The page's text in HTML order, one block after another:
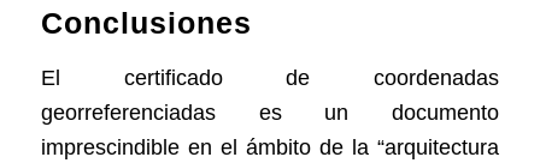
Conclusiones
El certificado de coordenadas
georreferenciadas es un documento
imprescindible en el ámbito de la “arquitectura